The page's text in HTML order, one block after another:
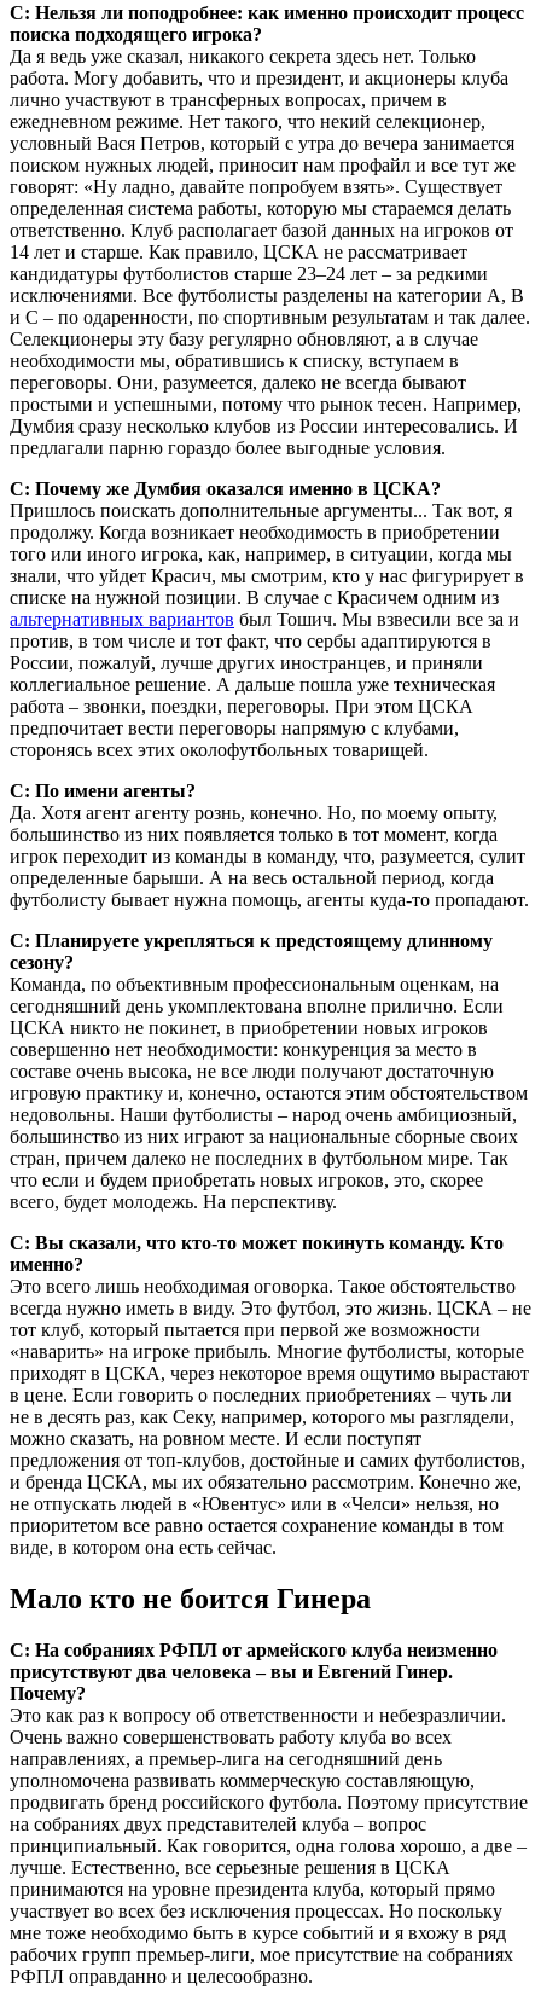
С: Нельзя ли поподробнее: как именно происходит процесс
поиска подходящего игрока?
Да я ведь уже сказал, никакого секрета здесь нет. Только
работа. Могу добавить, что и президент, и акционеры клуба
лично участвуют в трансферных вопросах, причем в
ежедневном режиме. Нет такого, что некий селекционер,
условный Вася Петров, который с утра до вечера занимается
поиском нужных людей, приносит нам профайл и все тут же
говорят: «Ну ладно, давайте попробуем взять». Существует
определенная система работы, которую мы стараемся делать
ответственно. Клуб располагает базой данных на игроков от
14 лет и старше. Как правило, ЦСКА не рассматривает
кандидатуры футболистов старше 23–24 лет – за редкими
исключениями. Все футболисты разделены на категории A, B
и C – по одаренности, по спортивным результатам и так далее.
Селекционеры эту базу регулярно обновляют, а в случае
необходимости мы, обратившись к списку, вступаем в
переговоры. Они, разумеется, далеко не всегда бывают
простыми и успешными, потому что рынок тесен. Например,
Думбия сразу несколько клубов из России интересовались. И
предлагали парню гораздо более выгодные условия.
С: Почему же Думбия оказался именно в ЦСКА?
Пришлось поискать дополнительные аргументы... Так вот, я
продолжу. Когда возникает необходимость в приобретении
того или иного игрока, как, например, в ситуации, когда мы
знали, что уйдет Красич, мы смотрим, кто у нас фигурирует в
списке на нужной позиции. В случае с Красичем одним из
альтернативных вариантов был Тошич. Мы взвесили все за и
против, в том числе и тот факт, что сербы адаптируются в
России, пожалуй, лучше других иностранцев, и при­няли
коллегиальное решение. А дальше пошла уже техническая
работа – звонки, поездки, переговоры. При этом ЦСКА
предпочитает вести переговоры напрямую с клубами,
сторонясь всех этих околофутбольных товарищей.
С: По имени агенты?
Да. Хотя агент агенту рознь, конечно. Но, по моему опыту,
большинство из них появляется только в тот момент, когда
игрок переходит из команды в команду, что, разумеется, сулит
определенные барыши. А на весь остальной период, когда
футболисту бывает нужна помощь, агенты куда-то пропадают.
С: Планируете укрепляться к предстоящему длинному
сезону?
Команда, по объективным профессиональным оценкам, на
сегодняшний день укомплектована вполне прилично. Если
ЦСКА никто не покинет, в приобретении новых игроков
совершенно нет необходимости: конкуренция за место в
составе очень высока, не все люди получают достаточную
игровую практику и, конечно, остаются этим обстоятельством
недовольны. Наши футболисты – народ очень амбициозный,
большинство из них играют за национальные сборные своих
стран, причем далеко не последних в футбольном мире. Так
что если и будем приобретать новых игроков, это, скорее
всего, будет молодежь. На перспективу.
С: Вы сказали, что кто-то может покинуть команду. Кто
именно?
Это всего лишь необходимая оговорка. Такое обстоятельство
всегда нужно иметь в виду. Это футбол, это жизнь. ЦСКА – не
тот клуб, который пытается при первой же возможности
«наварить» на игроке прибыль. Многие футболисты, которые
приходят в ЦСКА, через некоторое время ощутимо вырастают
в цене. Если говорить о последних приобретениях – чуть ли
не в десять раз, как Секу, например, которого мы разглядели,
можно сказать, на ровном месте. И если поступят
предложения от топ-клубов, достойные и самих футболистов,
и бренда ЦСКА, мы их обязательно рассмотрим. Конечно же,
не отпускать людей в «Ювентус» или в «Челси» нельзя, но
приоритетом все равно остается сохранение команды в том
виде, в котором она есть сейчас.
Мало кто не боится Гинера
С: На собраниях РФПЛ от армейского клуба неизменно
присутствуют два человека – вы и Евгений Гинер.
Почему?
Это как раз к вопросу об ответственности и небезразличии.
Очень важно совершенствовать работу клуба во всех
направлениях, а премьер-лига на сегодняшний день
уполномочена развивать коммерческую составляющую,
продвигать бренд российского футбола. Поэтому присутствие
на собраниях двух представителей клуба – вопрос
принципиальный. Как говорится, одна голова хорошо, а две –
лучше. Естественно, все серьезные решения в ЦСКА
принимаются на уровне президента клуба, который прямо
участвует во всех без исключения процессах. Но поскольку
мне тоже необходимо быть в курсе событий и я вхожу в ряд
рабочих групп премьер-лиги, мое присутствие на собраниях
РФПЛ оправданно и целесо­образно.